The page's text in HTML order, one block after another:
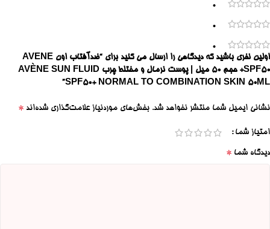
0
0
0
اولین نفری باشید که دیدگاهی را ارسال می کنید برای “ضدآفتاب اون AVENE
SPF50+ حجم 50 میل | پوست نرمال و مختلط چرب AVÈNE SUN FLUID
SPF50+ NORMAL TO COMBINATION SKIN 50ML”
نشانی ایمیل شما منتشر نخواهد شد. بخش‌های موردنیاز علامت‌گذاری شده‌اند *
امتیاز شما
دیدگاه شما *